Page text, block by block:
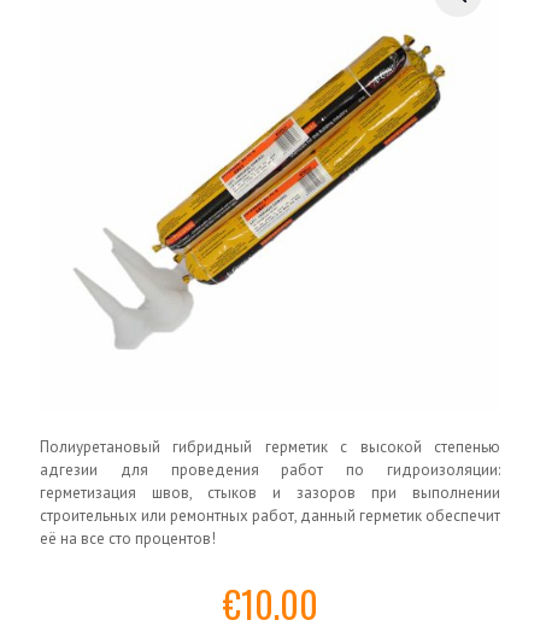
Полиуретановый гибридный герметик с высокой степенью
адгезии для проведения работ по гидроизоляции:
герметизация швов, стыков и зазоров при выполнении
строительных или ремонтных работ, данный герметик обеспечит
её на все сто процентов!
€10.00